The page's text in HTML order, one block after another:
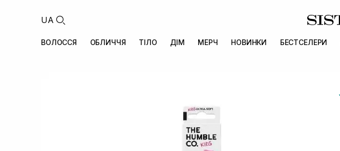
UA
ВОЛОССЯ ОБЛИЧЧЯ ТІЛО ДІМ МЕРЧ НОВИНКИ БЕСТСЕЛЕРИ